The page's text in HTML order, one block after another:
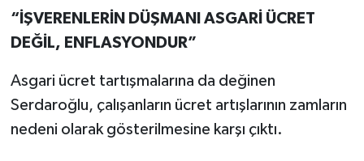
“İŞVERENLERİN DÜŞMANI ASGARİ ÜCRET
DEĞİL, ENFLASYONDUR”
Asgari ücret tartışmalarına da değinen
Serdaroğlu, çalışanların ücret artışlarının zamların
nedeni olarak gösterilmesine karşı çıktı.